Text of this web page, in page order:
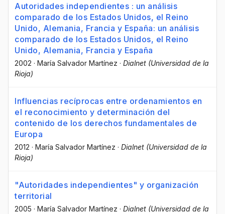
Autoridades independientes : un análisis
comparado de los Estados Unidos, el Reino
Unido, Alemania, Francia y España: un análisis
comparado de los Estados Unidos, el Reino
Unido, Alemania, Francia y España
2002 · María Salvador Martínez · Dialnet (Universidad de la
Rioja)
Influencias recíprocas entre ordenamientos en
el reconocimiento y determinación del
contenido de los derechos fundamentales de
Europa
2012 · María Salvador Martínez · Dialnet (Universidad de la
Rioja)
"Autoridades independientes" y organización
territorial
2005 · María Salvador Martínez · Dialnet (Universidad de la